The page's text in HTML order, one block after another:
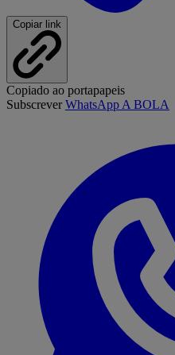
Copiar link
Copiado ao portapapeis
SubscreverWhatsApp A BOLA